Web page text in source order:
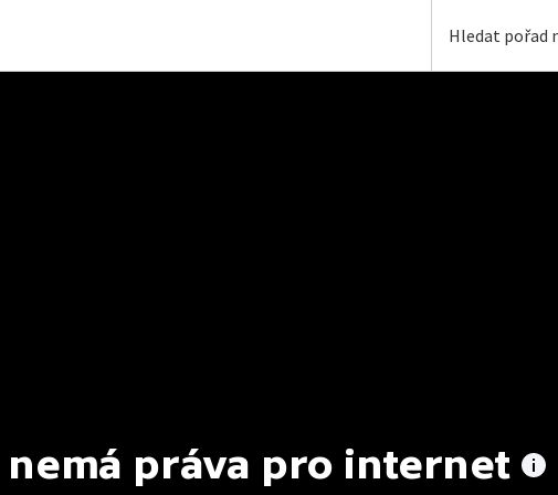
nemá práva pro internet